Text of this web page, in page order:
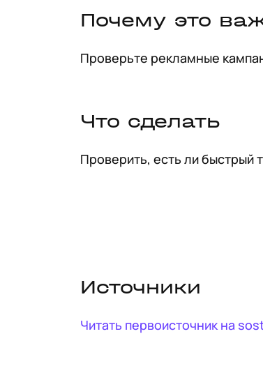
Почему это
Проверьте рекламные
Что сделать
Проверить, есть ли быстрый
Источники
Читать первоисточник на